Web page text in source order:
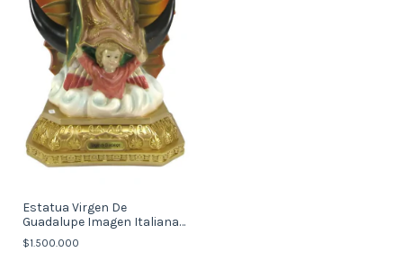
Estatua Virgen De
Guadalupe Imagen Italiana
77cm Con Garantia
$1.500.000